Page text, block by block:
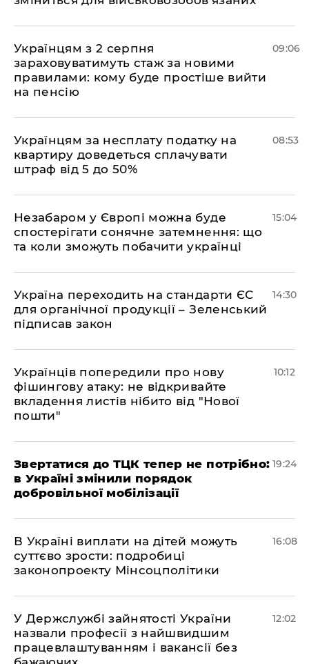
Українцям з 2 серпня
зараховуватимуть стаж за новими
правилами: кому буде простіше вийти
на пенсію
09:06
Українцям за несплату податку на
квартиру доведеться сплачувати
штраф від 5 до 50%
08:53
​Незабаром у Європі можна буде
спостерігати сонячне затемнення: що
та коли зможуть побачити українці
15:04
​Україна переходить на стандарти ЄС
для органічної продукції – Зеленський
підписав закон
14:30
Українців попередили про нову
фішингову атаку: не відкривайте
вкладення листів нібито від "Нової
пошти"
10:12
​Звертатися до ТЦК тепер не потрібно:
в Україні змінили порядок
добровільної мобілізації
19:24
В Україні виплати на дітей можуть
суттєво зрости: подробиці
законопроекту Мінсоцполітики
16:08
У Держслужбі зайнятості України
назвали професії з найшвидшим
працевлаштуванням і вакансії без
12:02